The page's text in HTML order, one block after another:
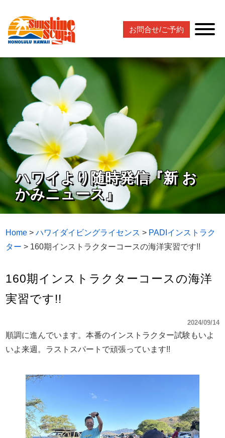
お問合せ/ご予約
ハワイより随時発信『新 お
かみニュース』
Home >ハワイダイビングライセンス > PADIインストラク
ター > 160期インストラクターコースの海洋実習です!!
160期インストラクターコースの海洋
実習です!!
2024/09/14
順調に進んでいます。本番のインストラクター試験もいよ
いよ来週。ラストスパートで頑張っています!!